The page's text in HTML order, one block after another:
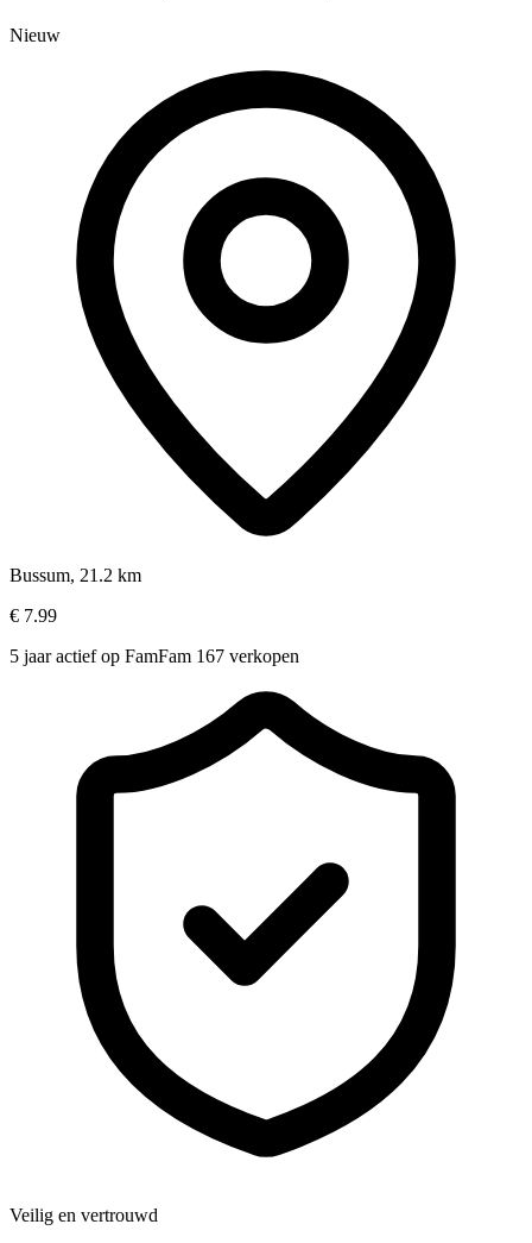
Nieuw
Bussum, 21.2 km
€ 7.99
5 jaar actief op FamFam 167 verkopen
Veilig en vertrouwd